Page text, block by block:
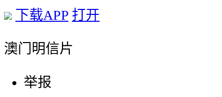
下载APP 打开
澳门明信片
举报